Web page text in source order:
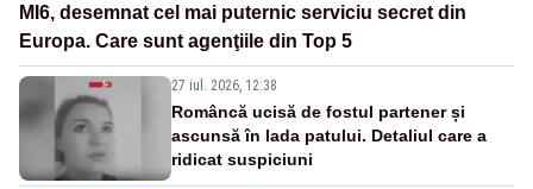
MI6, desemnat cel mai puternic serviciu secret din
Europa. Care sunt agenţiile din Top 5
27 iul. 2026, 12:38
Româncă ucisă de fostul partener și
ascunsă în lada patului. Detaliul care a
ridicat suspiciuni